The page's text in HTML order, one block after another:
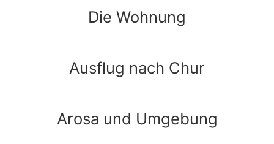
LAGE & ANFAHRT
KONDITIONEN
IMPRESSIONEN
Die Wohnung
Ausflug nach Chur
Arosa und Umgebung